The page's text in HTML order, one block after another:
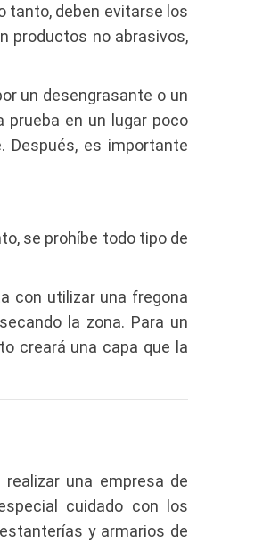
tanto, deben evitarse los
productos no abrasivos,
un desengrasante o un
prueba en un lugar poco
Después, es importante
se prohíbe todo tipo de
con utilizar una fregona
la zona. Para un
creará una capa que la
una empresa de
cuidado con los
y armarios de